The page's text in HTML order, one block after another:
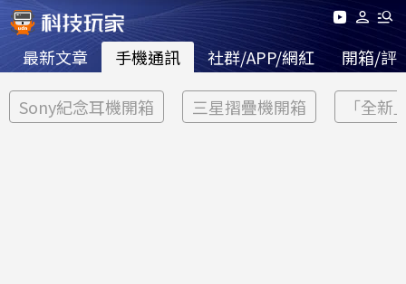
最新文章 手機通訊 社群/APP/網紅 開箱/評
Sony紀念耳機開箱 三星摺疊機開箱 「全新